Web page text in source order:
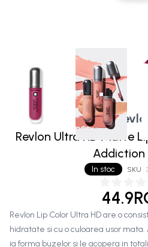
In stoc SKU
Revlon
Revlon Ultra HD Matte
Addiction
Revlon Lip Color Ultra HD are o
hidratate si cu o culoarea usor
ia forma buzelor si le acopera in